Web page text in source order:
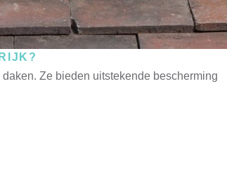
Ze bieden uitstekende bescherming